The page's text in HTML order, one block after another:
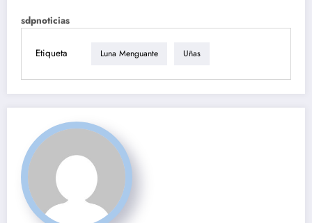
sdpnoticias
Etiqueta Luna Menguante Uñas